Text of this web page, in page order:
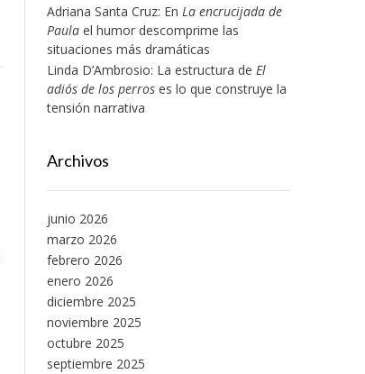
Adriana Santa Cruz: En La encrucijada de
Paulael humor descomprime las
situaciones más dramáticas
Linda D’Ambrosio: La estructura de El
adiós de los perroses lo que construye la
tensión narrativa
Archivos
junio 2026
marzo 2026
febrero 2026
enero 2026
diciembre 2025
noviembre 2025
octubre 2025
septiembre 2025